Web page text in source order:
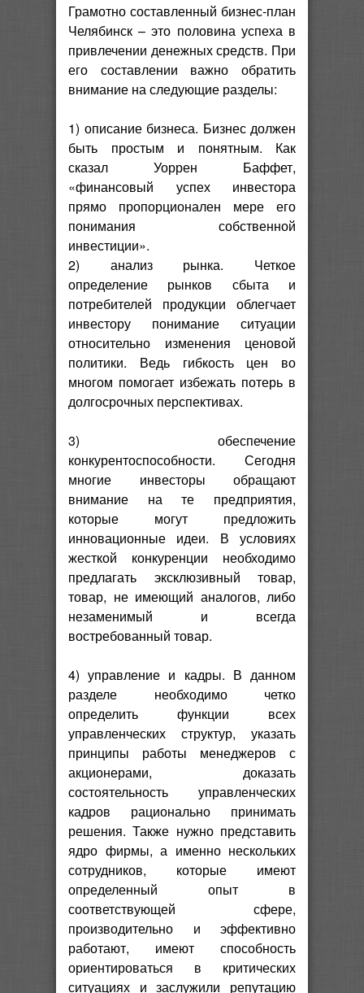
Грамотно составленный бизнес-план
Челябинск – это половина успеха в
привлечении денежных средств. При
его составлении важно обратить
внимание на следующие разделы:
1) описание бизнеса. Бизнес должен
быть простым и понятным. Как
сказал Уоррен Баффет,
«финансовый успех инвестора
прямо пропорционален мере его
понимания собственной
инвестиции».
2) анализ рынка. Четкое
определение рынков сбыта и
потребителей продукции облегчает
инвестору понимание ситуации
относительно изменения ценовой
политики. Ведь гибкость цен во
многом помогает избежать потерь в
долгосрочных перспективах.
3) обеспечение
конкурентоспособности. Сегодня
многие инвесторы обращают
внимание на те предприятия,
которые могут предложить
инновационные идеи. В условиях
жесткой конкуренции необходимо
предлагать эксклюзивный товар,
товар, не имеющий аналогов, либо
незаменимый и всегда
востребованный товар.
4) управление и кадры. В данном
разделе необходимо четко
определить функции всех
управленческих структур, указать
принципы работы менеджеров с
акционерами, доказать
состоятельность управленческих
кадров рационально принимать
решения. Также нужно представить
ядро фирмы, а именно нескольких
сотрудников, которые имеют
определенный опыт в
соответствующей сфере,
производительно и эффективно
работают, имеют способность
ориентироваться в критических
ситуациях и заслужили репутацию